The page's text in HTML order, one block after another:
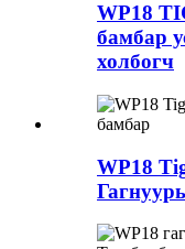
WP18
бамбар
холбогч
WP18